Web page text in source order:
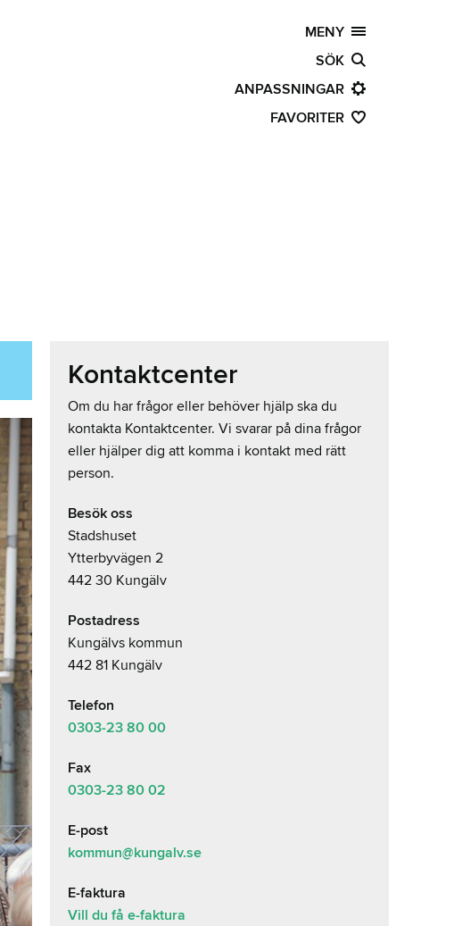
MENY
SÖK
ANPASSNINGAR
FAVORITER
Kontaktcenter
Om du har frågor eller behöver hjälp ska du
kontakta Kontaktcenter. Vi svarar på dina frågor
eller hjälper dig att komma i kontakt med rätt
person.
Besök oss
Stadshuset
Ytterbyvägen 2
442 30 Kungälv
Postadress
Kungälvs kommun
442 81 Kungälv
Telefon
0303-23 80 00
Fax
0303-23 80 02
E-post
kommun@kungalv.se
E-faktura
Vill du få e-faktura